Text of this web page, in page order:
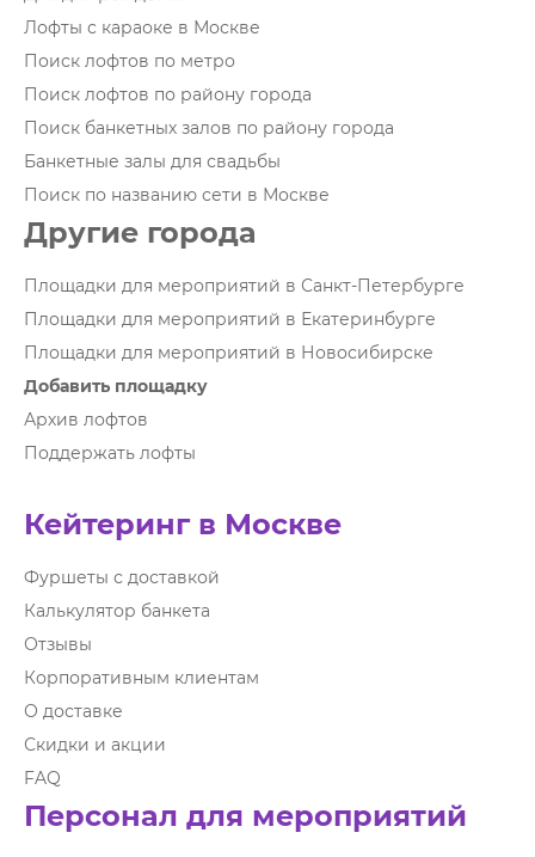
Лофты с караоке в Москве
Поиск лофтов по метро
Поиск лофтов по району города
Поиск банкетных залов по району города
Банкетные залы для свадьбы
Поиск по названию сети в Москве
Другие города
Площадки для мероприятий в Санкт-Петербурге
Площадки для мероприятий в Екатеринбурге
Площадки для мероприятий в Новосибирске
Добавить площадку
Архив лофтов
Поддержать лофты
Кейтеринг в Москве
Фуршеты с доставкой
Калькулятор банкета
Отзывы
Корпоративным клиентам
О доставке
Скидки и акции
FAQ
Персонал для мероприятий